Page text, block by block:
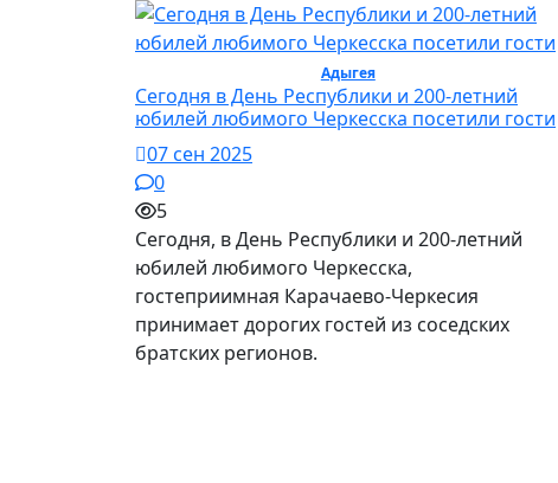
Адыгея
Сегодня в День Республики и 200-летний
юбилей любимого Черкесска посетили гости
07 сен 2025
0
5
Сегодня, в День Республики и 200-летний
юбилей любимого Черкесска,
гостеприимная Карачаево-Черкесия
принимает дорогих гостей из соседских
братских регионов.